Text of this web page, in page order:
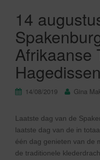
14
Afrikaanse
14/08/2019 Gina
Laatste dag van de
laatste dag van de in
één dag genieten van de
de traditionele